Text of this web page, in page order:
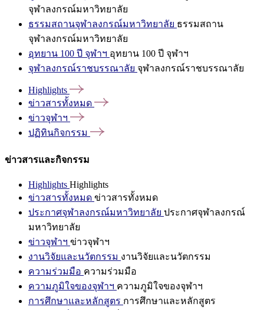
จุฬาลงกรณ์มหาวิทยาลัย
ธรรมสถานจุฬาลงกรณ์มหาวิทยาลัย ธรรมสถาน
จุฬาลงกรณ์มหาวิทยาลัย
อุทยาน 100 ปี จุฬาฯ อุทยาน 100 ปี จุฬาฯ
จุฬาลงกรณ์ราชบรรณาลัย จุฬาลงกรณ์ราชบรรณาลัย
Highlights
ข่าวสารทั้งหมด
ข่าวจุฬาฯ
ปฏิทินกิจกรรม
ข่าวสารและกิจกรรม
Highlights Highlights
ข่าวสารทั้งหมด ข่าวสารทั้งหมด
ประกาศจุฬาลงกรณ์มหาวิทยาลัย ประกาศจุฬาลงกรณ์
มหาวิทยาลัย
ข่าวจุฬาฯ ข่าวจุฬาฯ
งานวิจัยและนวัตกรรม งานวิจัยและนวัตกรรม
ความร่วมมือ ความร่วมมือ
ความภูมิใจของจุฬาฯ ความภูมิใจของจุฬาฯ
การศึกษาและหลักสูตร การศึกษาและหลักสูตร